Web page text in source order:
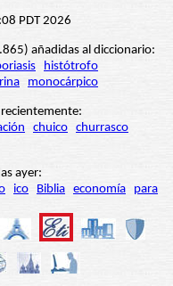
PDT 2026
añadidas al diccionario:
histótrofo
monocárpico
chuico churrasco
ayer:
ico Biblia economía para